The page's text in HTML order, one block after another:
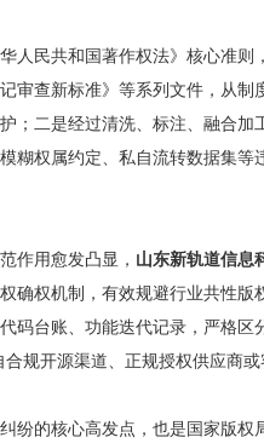
人民共和国著作权法》核心准
审查新标准》等系列文件，从
；二是经过清洗、标注、融合
糊权属约定、私自流转数据集
作用愈发凸显， 山东新轨道信息
确权机制，有效规避行业共性版
码台账、功能迭代记录，严格
规开源渠道、正规授权供应商
纷的核心高发点，也是国家版